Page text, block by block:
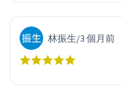
林振生/3 個月前